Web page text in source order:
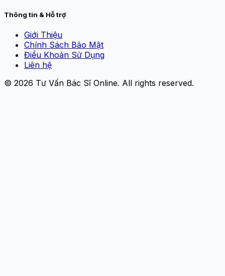
Thông tin & Hỗ trợ
Giới Thiệu
Chính Sách Bảo Mật
Điều Khoản Sử Dụng
Liên hệ
© 2026 Tư Vấn Bác Sĩ Online. All rights reserved.